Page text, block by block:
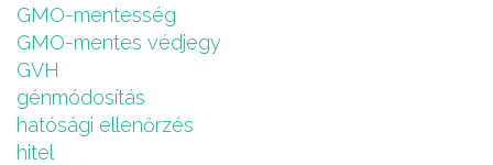
GMO-mentesség
GMO-mentes védjegy
GVH
génmódosítás
hatósági ellenőrzés
hitel